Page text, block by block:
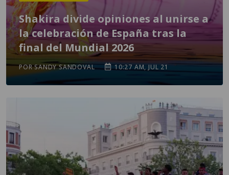
Shakira divide opiniones al unirse a
la celebración de España tras la
final del Mundial 2026
POR SANDY SANDOVAL 10:27 AM, JUL 21